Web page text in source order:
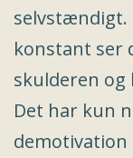
selvstændigt.
konstant ser
skulderen
Det har kun